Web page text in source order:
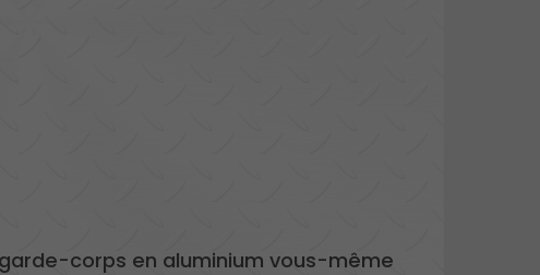
corps en aluminium vous-même